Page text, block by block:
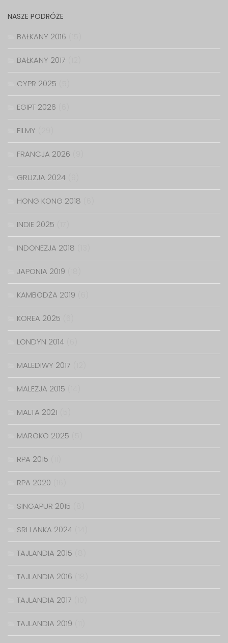
NASZE PODRÓŻE
BAŁKANY 2016
BAŁKANY 2017
CYPR 2025
EGIPT 2026
FILMY
FRANCJA 2026
GRUZJA 2024
HONG KONG 2018
INDIE 2025
INDONEZJA 2018
JAPONIA 2019
KAMBODŻA 2019
KOREA 2025
LONDYN 2014
MALEDIWY 2017
MALEZJA 2015
MALTA 2021
MAROKO 2025
RPA 2015
RPA 2020
SINGAPUR 2015
SRI LANKA 2024
TAJLANDIA 2015
TAJLANDIA 2016
TAJLANDIA 2017
TAJLANDIA 2019